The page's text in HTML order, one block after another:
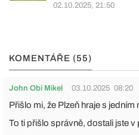
02.10.2025, 21:50
KOMENTÁŘE (55)
John Obi Mikel 03.10.2025 08:20
Přišlo mi, že Plzeň hraje s jedním
To ti přišlo správně, dostali jste v